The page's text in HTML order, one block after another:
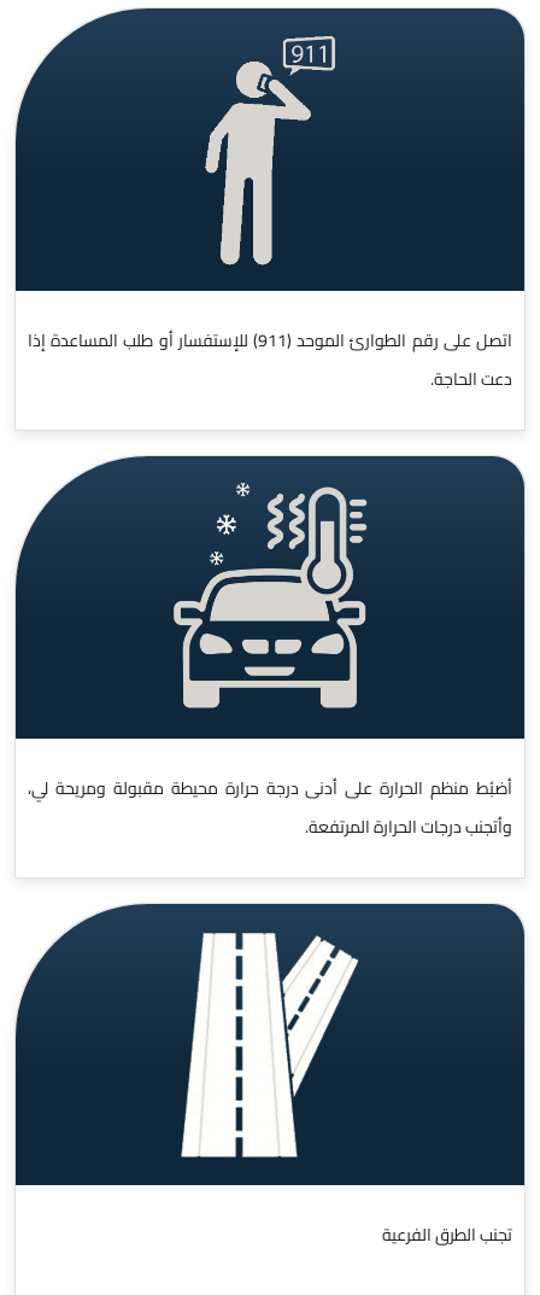
اتصل على رقم الطوارئ الموحد (911) للإستفسار أو طلب المساعدة إذا
دعت الحاجة.
أضبُط منظم الحرارة على أدنى درجة حرارة محيطة مقبولة ومريحة لي،
وأتجنب درجات الحرارة المرتفعة.
تجنب الطرق الفرعية